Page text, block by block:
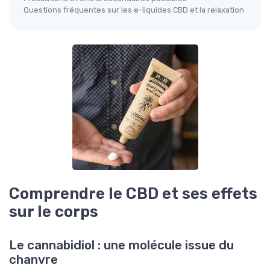
Questions fréquentes sur les e-liquides CBD et la relaxation
Comprendre le CBD et ses effets
sur le corps
Le cannabidiol : une molécule issue du
chanvre